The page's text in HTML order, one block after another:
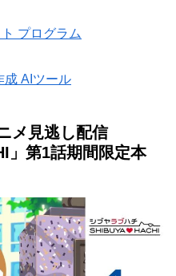
プログラム
成 AIツール
メ見逃し配信
第1話期間限定本